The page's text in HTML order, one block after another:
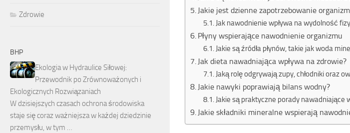
Jakie jest dzienne zapotrzebowanie
Jak nawodnienie wpływa na wydolność
Płyny wspierające nawodnienie organizmu
Jakie są źródła płynów, takie jak woda
Jak dieta nawadniająca wpływa na zdrowie?
Jaką rolę odgrywają zupy, chłodniki oraz
Jakie nawyki poprawiają bilans wodny?
Jakie są praktyczne porady nawadniające
Jakie składniki mineralne wspierają
Zdrowie
BHP
Ekologia w Hydraulice Siłowej:
Przewodnik po Zrównoważonych i
Ekologicznych Rozwiązaniach
W dzisiejszych czasach ochrona środowiska
staje się coraz ważniejsza w każdej dziedzinie
przemysłu, w tym …